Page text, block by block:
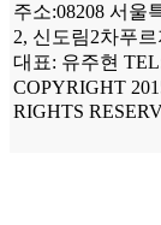
주소:08208 서울
2, 신도림2차푸
대표: 유주현
COPYRIGHT
RIGHTS